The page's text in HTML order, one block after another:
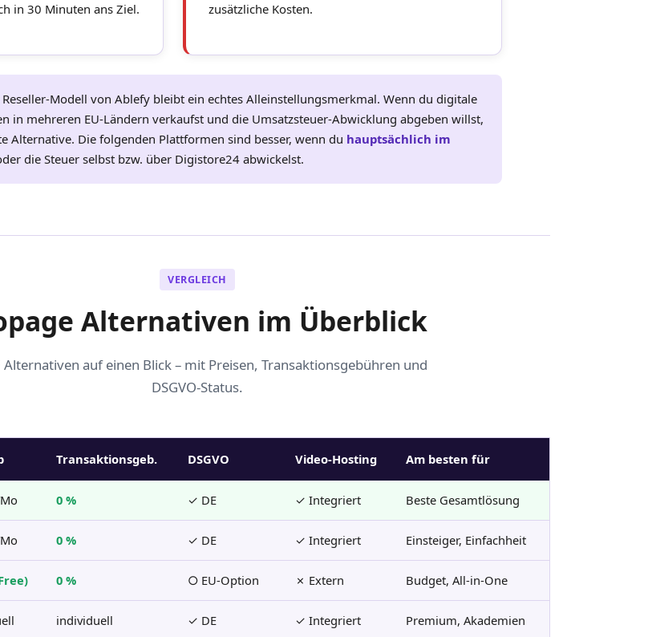
in 30 Minuten ans Ziel.
zusätzliche Kosten.
Reseller-Modell von Ablefy bleibt ein echtes Alleinstellungsmerkmal. Wenn du digitale
in mehreren EU-Ländern verkaufst und die Umsatzsteuer-Abwicklung abgeben willst,
Alternative. Die folgenden Plattformen sind besser, wenn du hauptsächlich im
die Steuer selbst bzw. über Digistore24 abwickelst.
VERGLEICH
Alternativen im Überblick
Alternativen auf einen Blick – mit Preisen, Transaktionsgebühren und
DSGVO-Status.
Transaktionsgeb. DSGVO Video-Hosting Am besten für
0 % ✓ DE ✓ Integriert Beste Gesamtlösung
0 % ✓ DE ✓ Integriert Einsteiger, Einfachheit
0 % ○ EU-Option ✗ Extern Budget, All-in-One
individuell ✓ DE ✓ Integriert Premium, Akademien